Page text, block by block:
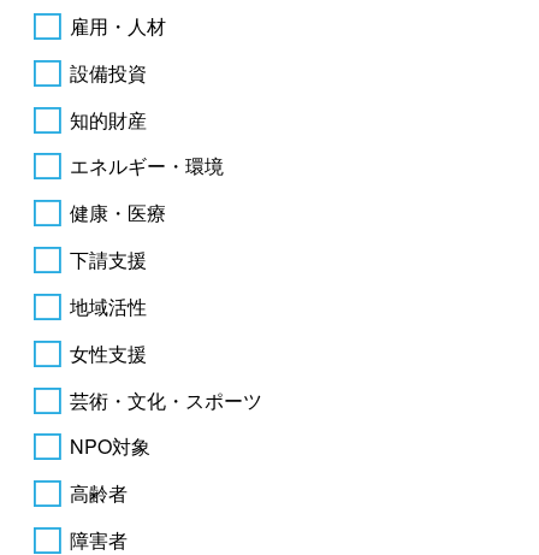
雇用・人材
設備投資
知的財産
エネルギー・環境
健康・医療
下請支援
地域活性
女性支援
芸術・文化・スポーツ
NPO対象
高齢者
障害者